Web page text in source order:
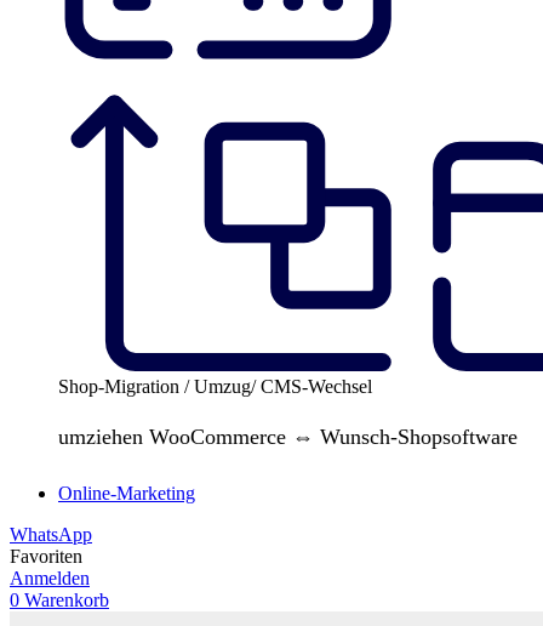
Shop-Migration / Umzug/ CMS-Wechsel
umziehen WooCommerce ⇔ Wunsch-Shopsoftware
Online-Marketing
WhatsApp
Favoriten
Anmelden
0 Warenkorb